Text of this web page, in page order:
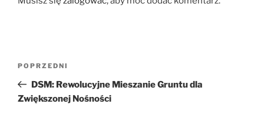
Poprzedni
wpis
POPRZEDNI
DSM: Rewolucyjne Mieszanie Gruntu dla
Zwiększonej Nośności